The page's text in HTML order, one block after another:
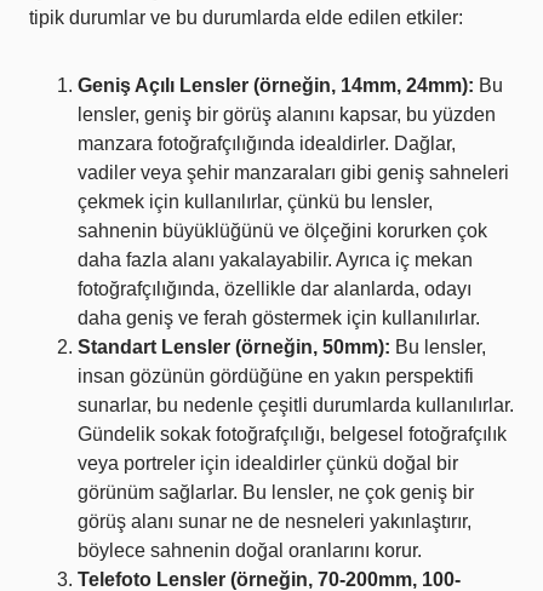
tipik durumlar ve bu durumlarda elde edilen etkiler:
Geniş Açılı Lensler (örneğin, 14mm, 24mm): Bu
lensler, geniş bir görüş alanını kapsar, bu yüzden
manzara fotoğrafçılığında idealdirler. Dağlar,
vadiler veya şehir manzaraları gibi geniş sahneleri
çekmek için kullanılırlar, çünkü bu lensler,
sahnenin büyüklüğünü ve ölçeğini korurken çok
daha fazla alanı yakalayabilir. Ayrıca iç mekan
fotoğrafçılığında, özellikle dar alanlarda, odayı
daha geniş ve ferah göstermek için kullanılırlar.
Standart Lensler (örneğin, 50mm): Bu lensler,
insan gözünün gördüğüne en yakın perspektifi
sunarlar, bu nedenle çeşitli durumlarda kullanılırlar.
Gündelik sokak fotoğrafçılığı, belgesel fotoğrafçılık
veya portreler için idealdirler çünkü doğal bir
görünüm sağlarlar. Bu lensler, ne çok geniş bir
görüş alanı sunar ne de nesneleri yakınlaştırır,
böylece sahnenin doğal oranlarını korur.
Telefoto Lensler (örneğin, 70-200mm, 100-